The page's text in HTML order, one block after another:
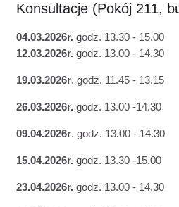
Konsultacje (Pokój 211,
04.03.2026r.godz. 13.30 - 15.00
12.03.2026r.godz. 13.00 - 14.30
19.03.2026r. godz. 11.45 - 13.15
26.03.2026r.godz. 13.00 -14.30
09.04.2026r. godz. 13.00 - 14.30
15.04.2026r.godz. 13.30 -15.00
23.04.2026r.godz. 13.00 - 14.30